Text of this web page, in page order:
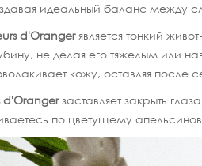
идеальный баланс между
d'Orangerявляется тонкий
не делая его тяжелым или
кожу, оставляя после
d'Orangerзаставляет закрыть
по цветущему